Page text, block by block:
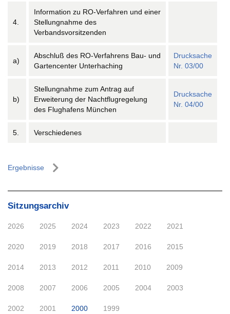
4.
Information zu RO-Verfahren und einer
Stellungnahme des
Verbandsvorsitzenden
a)
Abschluß des RO-Verfahrens Bau- und
Gartencenter Unterhaching
Drucksache
Nr. 03/00
b)
Stellungnahme zum Antrag auf
Erweiterung der Nachtflugregelung
des Flughafens München
Drucksache
Nr. 04/00
5. Verschiedenes
Ergebnisse
Sitzungsarchiv
2026 2025 2024 2023 2022 2021
2020 2019 2018 2017 2016 2015
2014 2013 2012 2011 2010 2009
2008 2007 2006 2005 2004 2003
2002 2001 2000 1999